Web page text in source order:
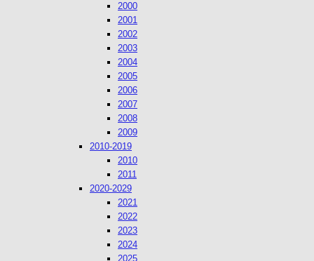
2000
2001
2002
2003
2004
2005
2006
2007
2008
2009
2010-2019
2010
2011
2020-2029
2021
2022
2023
2024
2025